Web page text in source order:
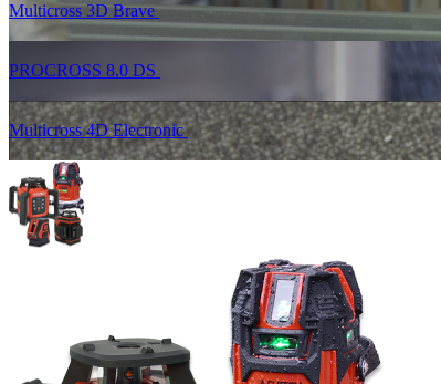
Multicross 3D Brave
PROCROSS 8.0 DS
Multicross 4D Electronic